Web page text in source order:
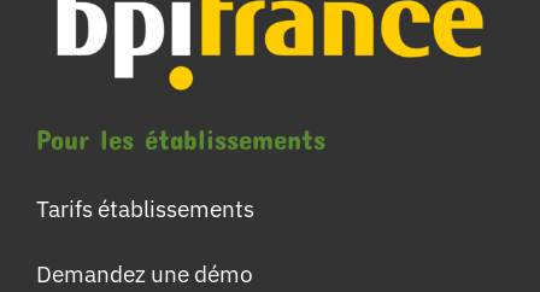
Pour les établissements
Tarifs établissements
Demandez une démo